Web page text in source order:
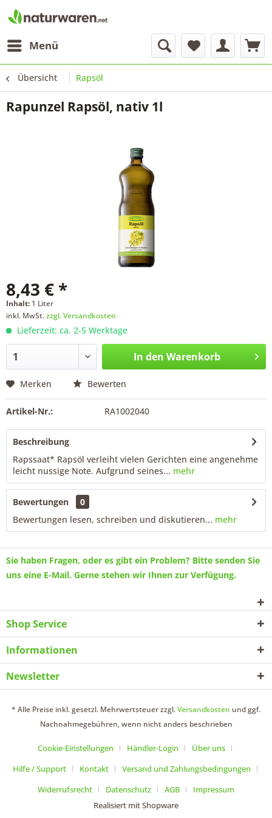
Menü
Übersicht Rapsöl
Rapunzel Rapsöl, nativ 1l
8,43 € *
Inhalt: 1 Liter
inkl. MwSt.zzgl. Versandkosten
Lieferzeit: ca. 2-5 Werktage
In den Warenkorb
Merken Bewerten
Artikel-Nr.: RA1002040
Beschreibung
Rapssaat* Rapsöl verleiht vielen Gerichten eine angenehme
leicht nussige Note. Aufgrund seines... mehr
Bewertungen
0
Bewertungen lesen, schreiben und diskutieren... mehr
Sie haben Fragen, oder es gibt ein Problem? Bitte senden Sie
uns eine E-Mail. Gerne stehen wir Ihnen zur Verfügung.
Shop Service
Informationen
Newsletter
* Alle Preise inkl. gesetzl. Mehrwertsteuer zzgl.Versandkosten und ggf.
Nachnahmegebühren, wenn nicht anders beschrieben
Cookie-Einstellungen Händler-Login
Über uns
Hilfe / Support
Kontakt
Versand und Zahlungsbedingungen
Widerrufsrecht
Datenschutz AGB
Impressum
Realisiert mit Shopware